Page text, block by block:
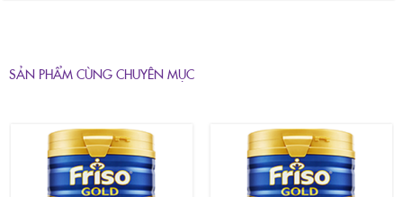
SẢN PHẨM CÙNG CHUYÊN MỤC